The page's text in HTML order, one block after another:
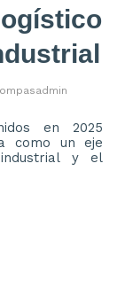
en 2025
como un eje
y el